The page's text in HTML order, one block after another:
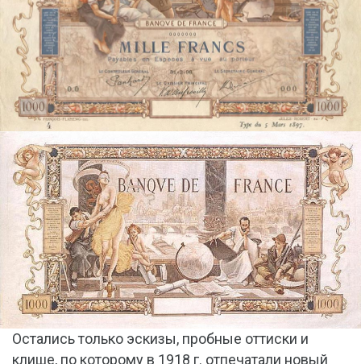
Остались только эскизы, пробные оттиски и
клише, по которому в 1918 г. отпечатали новый